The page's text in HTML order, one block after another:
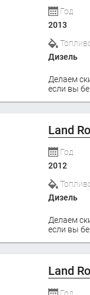
Год
2013
Дизель
Делаем
если вы
Land
Год
2012
Дизель
Делаем
если вы
Land
Год